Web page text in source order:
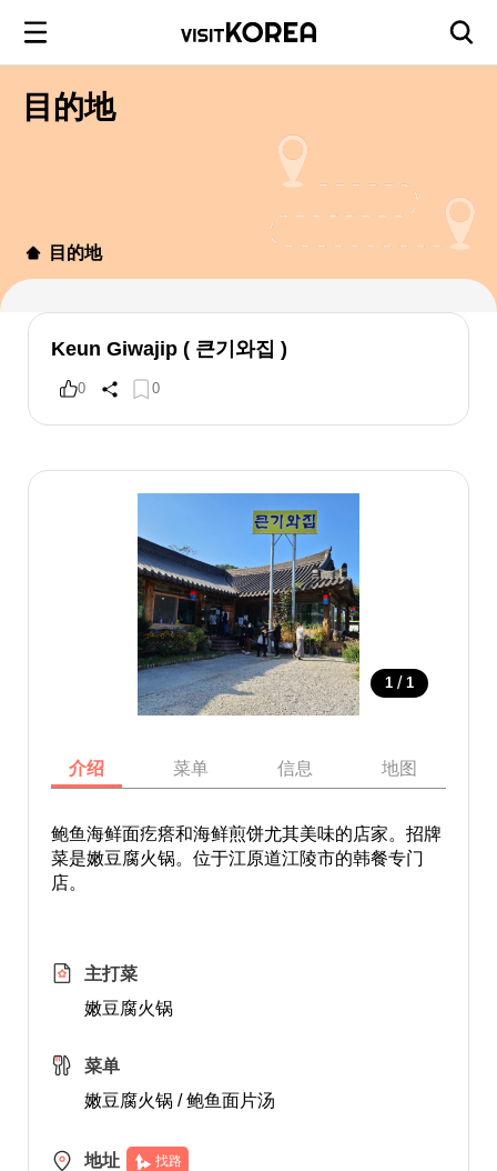
目的地
目的地
Keun Giwajip ( 큰기와집 )
0 0
1 / 1
介绍 菜单 信息 地图
鲍鱼海鲜面疙瘩和海鲜煎饼尤其美味的店家。招牌
菜是嫩豆腐火锅。位于江原道江陵市的韩餐专门
店。
主打菜
嫩豆腐火锅
菜单
嫩豆腐火锅 / 鲍鱼面片汤
地址 找路